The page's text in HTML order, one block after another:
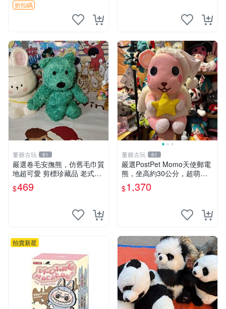
折扣碼
董爺古玩 61
嚴選卷毛安撫熊，仿舊毛巾質
地超可愛 剪標珍藏品 老式毛
巾質地 安撫熊 款式
$469
董爺古玩 61
嚴選PostPet Momo天使郵電
熊，坐高約30公分，超萌可
愛收藏首選 天使郵電熊 Mom
o熊 玩具
$1,370
拍賣新星